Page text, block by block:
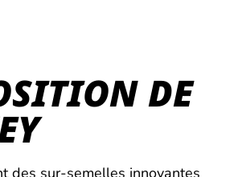
DE
des sur-semelles innovantes